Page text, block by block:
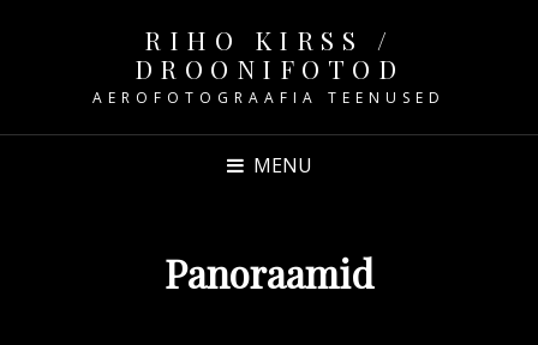
RIHO KIRSS /
DROONIFOTOD
AEROFOTOGRAAFIA TEENUSED
MENU
Panoraamid